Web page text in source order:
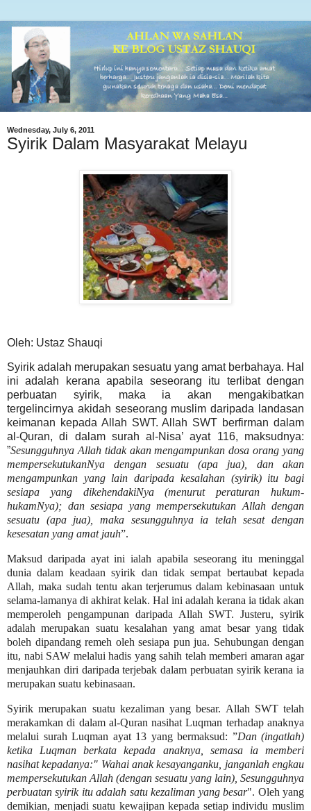
Wednesday, July 6, 2011
Syirik Dalam Masyarakat Melayu
Oleh: Ustaz Shauqi
Syirik adalah merupakan sesuatu yang amat berbahaya. Hal
ini adalah kerana apabila seseorang itu terlibat dengan
perbuatan syirik, maka ia akan mengakibatkan
tergelincirnya akidah seseorang muslim daripada landasan
keimanan kepada Allah SWT. Allah SWT berfirman dalam
al-Quran, di dalam surah al-Nisa’ ayat 116, maksudnya:
”Sesungguhnya Allah tidak akan mengampunkan dosa orang yang
mempersekutukanNya dengan sesuatu (apa jua), dan akan
mengampunkan yang lain daripada kesalahan (syirik) itu bagi
sesiapa yang dikehendakiNya (menurut peraturan hukum-
hukamNya); dan sesiapa yang mempersekutukan Allah dengan
sesuatu (apa jua), maka sesungguhnya ia telah sesat dengan
kesesatan yang amat jauh”.
Maksud daripada ayat ini ialah apabila seseorang itu meninggal
dunia dalam keadaan syirik dan tidak sempat bertaubat kepada
Allah, maka sudah tentu akan terjerumus dalam kebinasaan untuk
selama-lamanya di akhirat kelak. Hal ini adalah kerana ia tidak akan
memperoleh pengampunan daripada Allah SWT. Justeru, syirik
adalah merupakan suatu kesalahan yang amat besar yang tidak
boleh dipandang remeh oleh sesiapa pun jua. Sehubungan dengan
itu, nabi SAW melalui hadis yang sahih telah memberi amaran agar
menjauhkan diri daripada terjebak dalam perbuatan syirik kerana ia
merupakan suatu kebinasaan.
Syirik merupakan suatu kezaliman yang besar. Allah SWT telah
merakamkan di dalam al-Quran nasihat Luqman terhadap anaknya
melalui surah Luqman ayat 13 yang bermaksud: ”Dan (ingatlah)
ketika Luqman berkata kepada anaknya, semasa ia memberi
nasihat kepadanya:" Wahai anak kesayanganku, janganlah engkau
mempersekutukan Allah (dengan sesuatu yang lain), Sesungguhnya
perbuatan syirik itu adalah satu kezaliman yang besar". Oleh yang
demikian, menjadi suatu kewajipan kepada setiap individu muslim